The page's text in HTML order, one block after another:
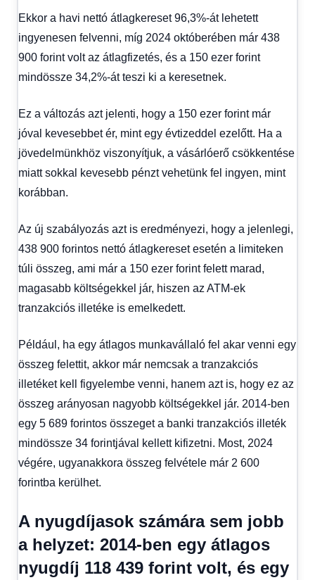
Ekkor a havi nettó átlagkereset 96,3%-át lehetett
ingyenesen felvenni, míg 2024 októberében már 438
900 forint volt az átlagfizetés, és a 150 ezer forint
mindössze 34,2%-át teszi ki a keresetnek.
Ez a változás azt jelenti, hogy a 150 ezer forint már
jóval kevesebbet ér, mint egy évtizeddel ezelőtt. Ha a
jövedelmünkhöz viszonyítjuk, a vásárlóerő csökkentése
miatt sokkal kevesebb pénzt vehetünk fel ingyen, mint
korábban.
Az új szabályozás azt is eredményezi, hogy a jelenlegi,
438 900 forintos nettó átlagkereset esetén a limiteken
túli összeg, ami már a 150 ezer forint felett marad,
magasabb költségekkel jár, hiszen az ATM-ek
tranzakciós illetéke is emelkedett.
Például, ha egy átlagos munkavállaló fel akar venni egy
összeg felettit, akkor már nemcsak a tranzakciós
illetéket kell figyelembe venni, hanem azt is, hogy ez az
összeg arányosan nagyobb költségekkel jár. 2014-ben
egy 5 689 forintos összeget a banki tranzakciós illeték
mindössze 34 forintjával kellett kifizetni. Most, 2024
végére, ugyanakkora összeg felvétele már 2 600
forintba kerülhet.
A nyugdíjasok számára sem jobb
a helyzet: 2014-ben egy átlagos
nyugdíj 118 439 forint volt, és egy